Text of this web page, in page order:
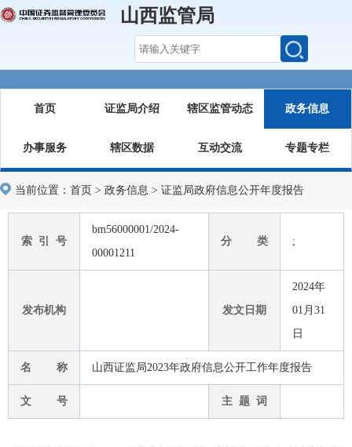
山西监管局
首页 证监局介绍 辖区监管动态 政务信息
办事服务 辖区数据 互动交流 专题专栏
当前位置： 首页 > 政务信息 > 证监局政府信息公开年度报告
索 引 号
bm56000001/2024-
00001211
分 类 ;
发布机构 发文日期
2024年
01月31
日
名 称 山西证监局2023年政府信息公开工作年度报告
文 号 主 题 词